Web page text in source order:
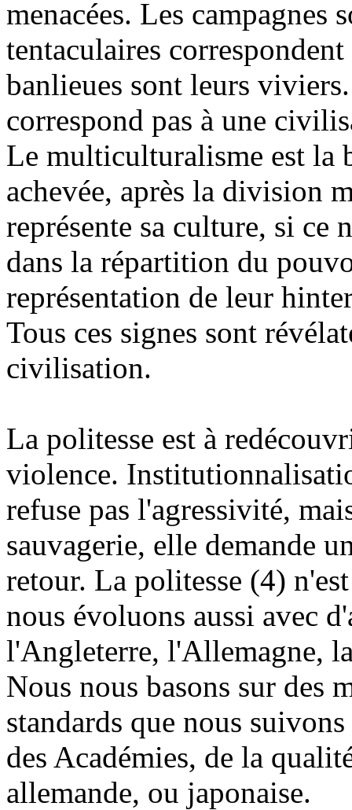
menacées. Les campagnes
tentaculaires
banlieues sont leurs
correspond pas à une
Le multiculturalisme est la
achevée, après la division
représente sa culture, si ce
dans la répartition du
représentation de leur
Tous ces signes sont
civilisation.
La politesse est à
violence.
refuse pas l'agressivité,
sauvagerie, elle demande
retour. La politesse (4)
nous évoluons aussi avec
l'Angleterre, l'Allemagne,
Nous nous basons sur des
standards que nous
des Académies, de la
allemande, ou japonaise.